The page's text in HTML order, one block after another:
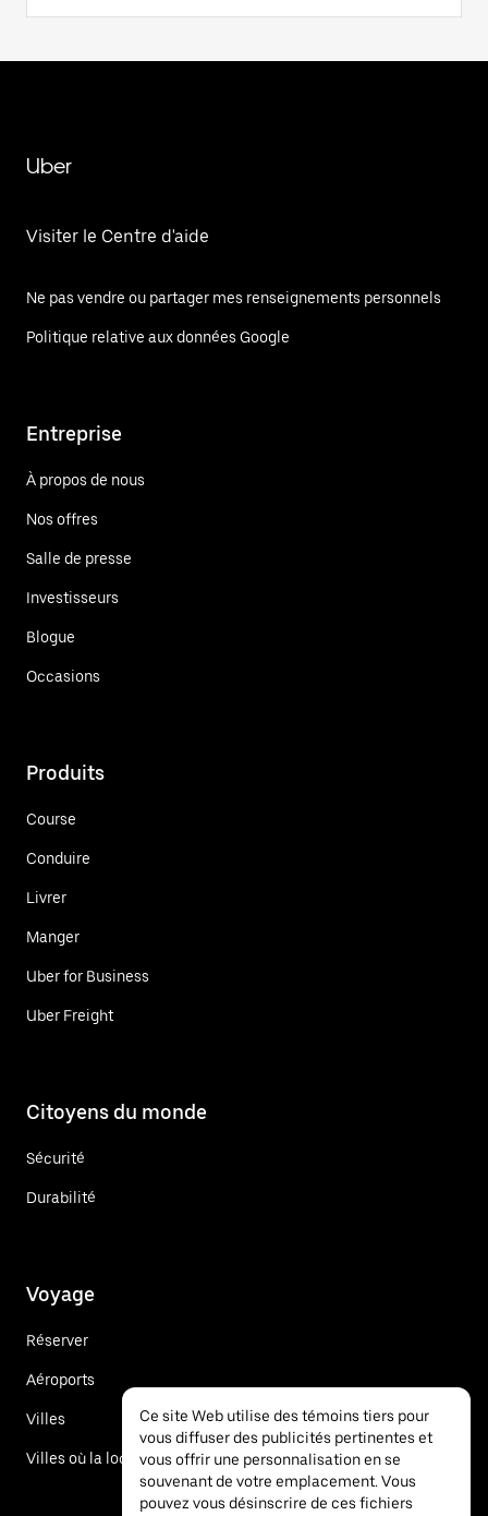
Uber
Visiter le Centre d'aide
Ne pas vendre ou partager mes renseignements personnels
Politique relative aux données Google
Entreprise
À propos de nous
Nos offres
Salle de presse
Investisseurs
Blogue
Occasions
Produits
Course
Conduire
Livrer
Manger
Uber for Business
Uber Freight
Citoyens du monde
Sécurité
Durabilité
Voyage
Réserver
Aéroports
Villes
Villes où la location de voitures est offerte
Ce site Web utilise des témoins tiers pour
vous diffuser des publicités pertinentes et
vous offrir une personnalisation en se
souvenant de votre emplacement. Vous
pouvez vous désinscrire de ces fichiers